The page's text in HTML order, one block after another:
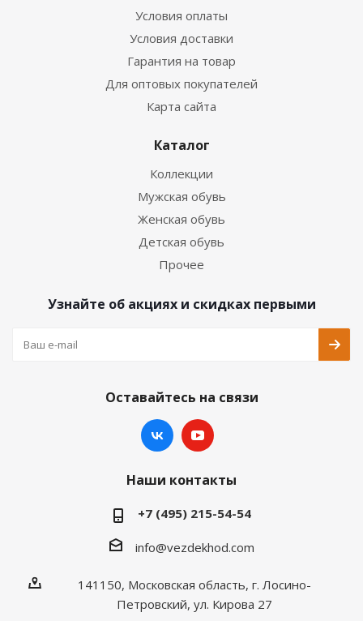
Условия оплаты
Условия доставки
Гарантия на товар
Для оптовых покупателей
Карта сайта
Каталог
Коллекции
Мужская обувь
Женская обувь
Детская обувь
Прочее
Узнайте об акциях и скидках первыми
Оставайтесь на связи
Наши контакты
+7 (495) 215-54-54
info@vezdekhod.com
141150, Московская область, г. Лосино-
Петровский, ул. Кирова 27